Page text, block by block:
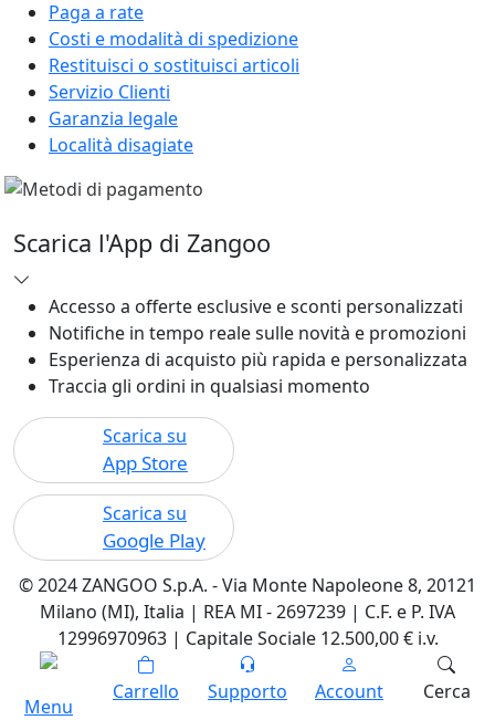
Paga a rate
Costi e modalità di spedizione
Restituisci o sostituisci articoli
Servizio Clienti
Garanzia legale
Località disagiate
Scarica l'App di Zangoo
Accesso a offerte esclusive e sconti personalizzati
Notifiche in tempo reale sulle novità e promozioni
Esperienza di acquisto più rapida e personalizzata
Traccia gli ordini in qualsiasi momento
Scarica su
App Store
Scarica su
Google Play
© 2024 ZANGOO S.p.A. - Via Monte Napoleone 8, 20121
Milano (MI), Italia | REA MI - 2697239 | C.F. e P. IVA
12996970963 | Capitale Sociale 12.500,00 € i.v.
Menu
Carrello Supporto Account Cerca